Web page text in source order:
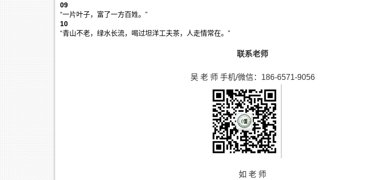
09
“一片叶子，富了一方百姓。”
10
“青山不老，绿水长流，喝过坦洋工夫茶，人走情常在。”
联系老师
吴 老 师 手机/微信：186-6571-9056
如 老 师